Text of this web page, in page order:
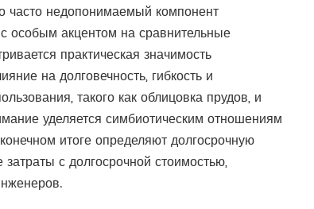
часто недопонимаемый компонент
особым акцентом на сравнительные
практическая значимость
на долговечность, гибкость и
такого как облицовка прудов, и
уделяется симбиотическим отношениям
итоге определяют долгосрочную
с долгосрочной стоимостью,